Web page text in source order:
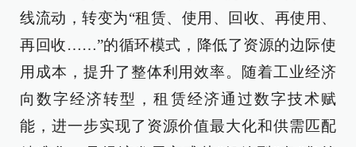
线流动，转变为“租赁、使用、回收、再使用、
再回收……”的循环模式，降低了资源的边际使
用成本，提升了整体利用效率。随着工业经济
向数字经济转型，租赁经济通过数字技术赋
能，进一步实现了资源价值最大化和供需匹配